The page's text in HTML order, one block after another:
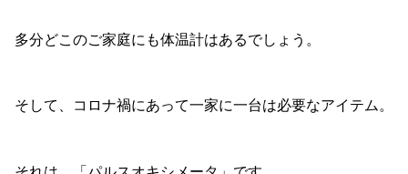
多分どこのご家庭にも体温計はあるでしょう。
そして、コロナ禍にあって一家に一台は必要なアイテム。